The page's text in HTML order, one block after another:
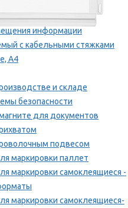
информации
с кабельными стяжками
А4
и складе
безопасности
для документов
подвесом
маркировки паллет
маркировки самоклеящиеся -
маркировки самоклеящиеся-